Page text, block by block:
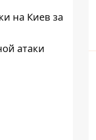
на Киев за
атаки